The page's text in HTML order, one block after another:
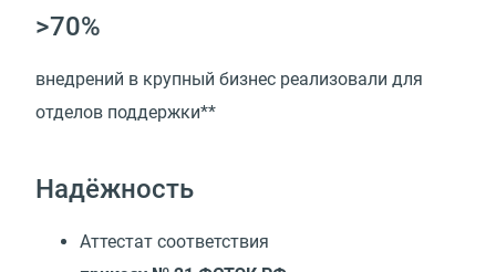
>70%
внедрений в крупный бизнес реализовали для
отделов поддержки**
Надёжность
Аттестат соответствия